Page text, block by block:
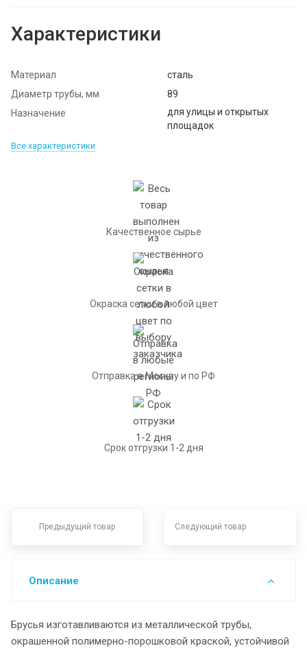
Характеристики
Материал
сталь
Диаметр трубы, мм
89
Назначение
для улицы и открытых
площадок
Все характеристики
Качественное сырье
Окраска сетки в любой цвет
Отправка в Москву и по РФ
Срок отгрузки 1-2 дня
Предыдущий товар Следующий товар
Описание
Брусья изготавливаются из металлической трубы,
окрашенной полимерно-порошковой краской, устойчивой